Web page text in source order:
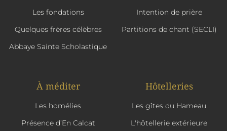
Les fondations
Quelques frères célèbres
Abbaye Sainte Scholastique
Intention de prière
Partitions de chant (SECLI)
À méditer
Les homélies
Présence d’En Calcat
Hôtelleries
Les gîtes du Hameau
L'hôtellerie extérieure